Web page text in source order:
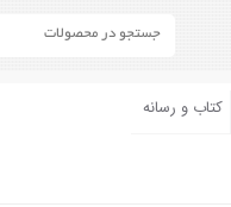
کتاب و رسانه